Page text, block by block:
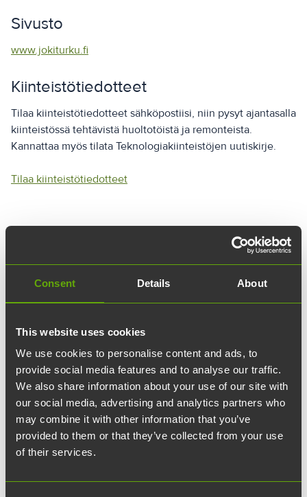
Consent Details About
This website uses cookies
We use cookies to personalise content and ads, to
provide social media features and to analyse our traffic.
We also share information about your use of our site with
our social media, advertising and analytics partners who
may combine it with other information that you’ve
provided to them or that they’ve collected from your use
of their services.
Sivusto
www.jokiturku.fi
Kiinteistötiedotteet
Tilaa kiinteistötiedotteet sähköpostiisi, niin pysyt ajantasalla
kiinteistössä tehtävistä huoltotöistä ja remonteista.
Kannattaa myös tilata Teknologiakiinteistöjen uutiskirje.
Tilaa kiinteistötiedotteet
Kaikki avaimiin ja kulkuoikeuksiin liittyvät kysymykset
ja vuokralaisten avaintilaukset hoidetaan osoitteesta
avaimet@teknologiakiinteistot.fi. Avaimet ovat
henkilökohtaisia ja niiden katoamisesta tulee ilmoittaa
mahdollisimman nopeasti.
Irtokalusteet
Teknologiakiinteistöjen kautta on mahdollista vuokrata
irtokalusteita omien toiveidensa mukaisesti. Mikäli
haluat kuulla lisää irtokalustevaihtoehdoista ja kysyä
tarjousta, olethan yhteydessä yrityksesi asiakkuudesta
Joki